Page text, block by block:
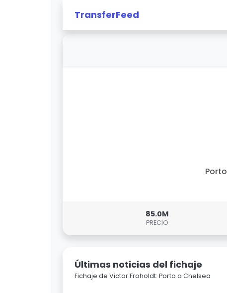
TransferFeed
Porto
85.0M
PRECIO
Últimas noticias del fichaje
Fichaje de Victor Froholdt: Porto a Chelsea